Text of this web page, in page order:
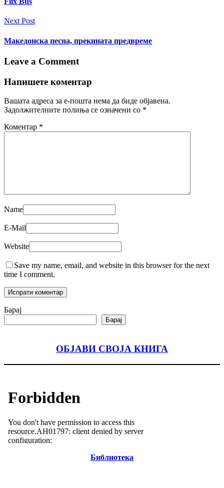
Next Post
Македонска песна, прекината предвреме
Leave a Comment
Напишете коментар
Вашата адреса за е-пошта нема да биде објавена.
Задолжителните полиња се означени со *
Коментар *
Name
E-Mail
Website
Save my name, email, and website in this browser for the next
time I comment.
Барај
Барај
ОБЈАВИ СВОЈА КНИГА
Библиотека